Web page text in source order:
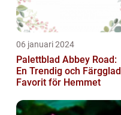
06 januari 2024
Palettblad Abbey Road:
En Trendig och Färgglad
Favorit för Hemmet